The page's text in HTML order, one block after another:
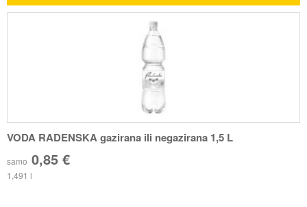
VODA RADENSKA gazirana ili negazirana 1,5 L
samo 0,85 €
1,491 l